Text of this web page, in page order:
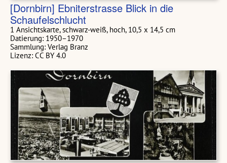
[Dornbirn] Ebniterstrasse Blick in die
Schaufelschlucht
1 Ansichtskarte, schwarz-weiß, hoch, 10,5 x 14,5 cm
Datierung: 1950–1970
Sammlung: Verlag Branz
Lizenz: CC BY 4.0